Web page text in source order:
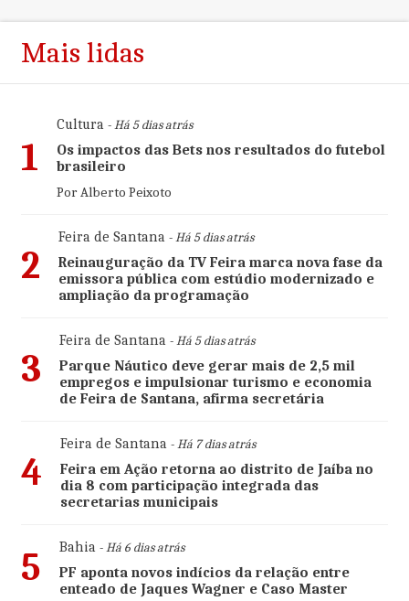
Mais lidas
1
Cultura- Há 5 dias atrás
Os impactos das Bets nos resultados do futebol
brasileiro
Por Alberto Peixoto
2
Feira de Santana- Há 5 dias atrás
Reinauguração da TV Feira marca nova fase da
emissora pública com estúdio modernizado e
ampliação da programação
3
Feira de Santana- Há 5 dias atrás
Parque Náutico deve gerar mais de 2,5 mil
empregos e impulsionar turismo e economia
de Feira de Santana, afirma secretária
4
Feira de Santana- Há 7 dias atrás
Feira em Ação retorna ao distrito de Jaíba no
dia 8 com participação integrada das
secretarias municipais
5 Bahia- Há 6 dias atrás
PF aponta novos indícios da relação entre
enteado de Jaques Wagner e Caso Master